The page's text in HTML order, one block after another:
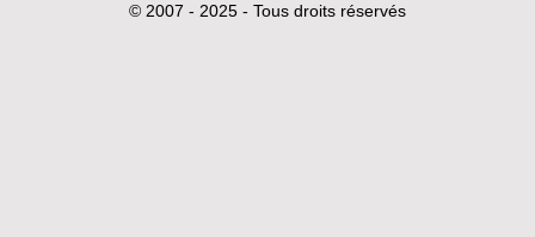
© 2007 - 2025 - Tous droits réservés